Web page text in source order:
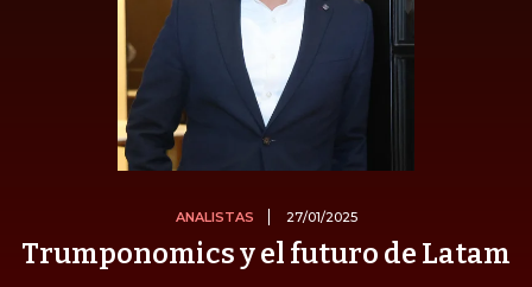
ANALISTAS 27/01/2025
Trumponomics y el futuro de Latam